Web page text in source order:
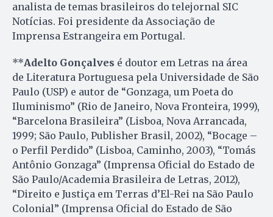
analista de temas brasileiros do telejornal SIC
Notícias. Foi presidente da Associação de
Imprensa Estrangeira em Portugal.
**Adelto Gonçalves é doutor em Letras na área
de Literatura Portuguesa pela Universidade de São
Paulo (USP) e autor de “Gonzaga, um Poeta do
Iluminismo” (Rio de Janeiro, Nova Fronteira, 1999),
“Barcelona Brasileira” (Lisboa, Nova Arrancada,
1999; São Paulo, Publisher Brasil, 2002), “Bocage –
o Perfil Perdido” (Lisboa, Caminho, 2003), “Tomás
Antônio Gonzaga” (Imprensa Oficial do Estado de
São Paulo/Academia Brasileira de Letras, 2012),
“Direito e Justiça em Terras d’El-Rei na São Paulo
Colonial” (Imprensa Oficial do Estado de São